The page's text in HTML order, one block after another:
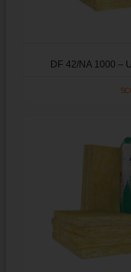
DF 42/NA 1000 –